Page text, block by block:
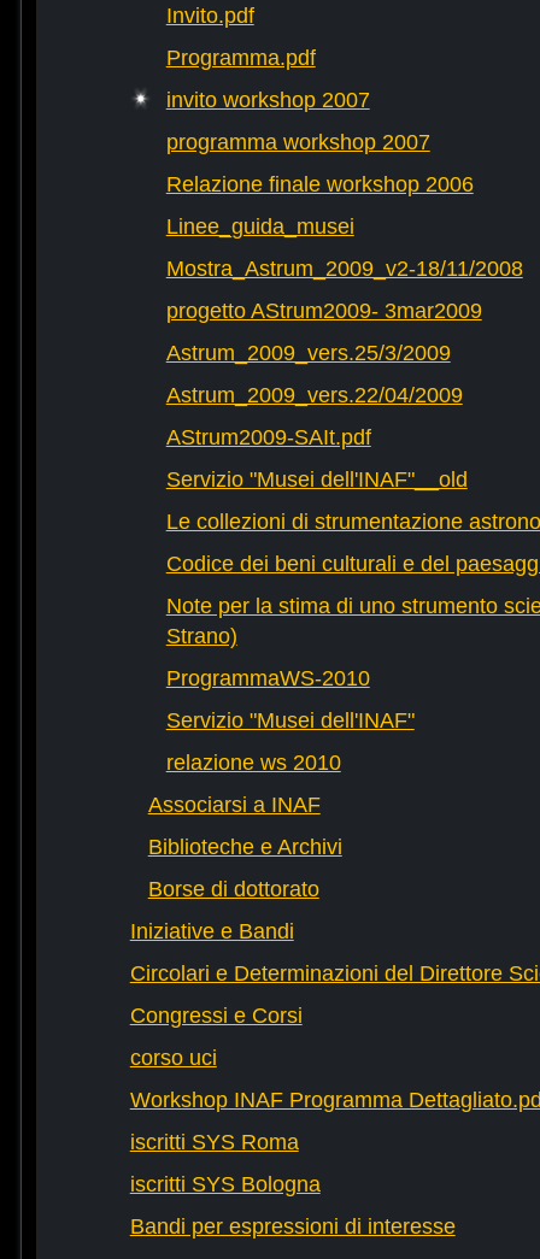
Invito.pdf
Programma.pdf
invito workshop 2007
programma workshop 2007
Relazione finale workshop 2006
Linee_guida_musei
Mostra_Astrum_2009_v2-18/11/2008
progetto AStrum2009- 3mar2009
Astrum_2009_vers.25/3/2009
Astrum_2009_vers.22/04/2009
AStrum2009-SAIt.pdf
Servizio "Musei dell'INAF"__old
Le collezioni di strumentazione
Codice dei beni culturali e del
Note per la stima di uno strumento
Strano)
ProgrammaWS-2010
Servizio "Musei dell'INAF"
relazione ws 2010
Associarsi a INAF
Biblioteche e Archivi
Borse di dottorato
Iniziative e Bandi
Circolari e Determinazioni del Direttore
Congressi e Corsi
corso uci
Workshop INAF Programma
iscritti SYS Roma
iscritti SYS Bologna
Bandi per espressioni di interesse